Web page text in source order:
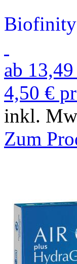
Biofinity
ab
4,50 €
inkl.
Zum